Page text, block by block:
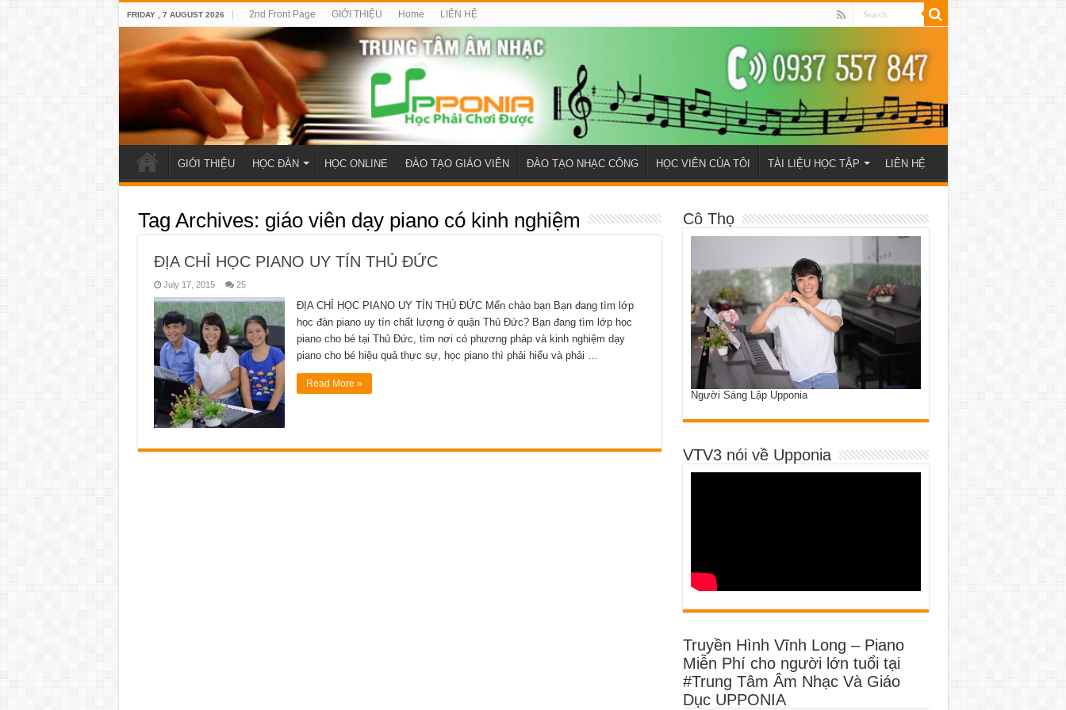
FRIDAY , 7 AUGUST 2026 2nd Front Page GIỚI THIỆU Home LIÊN HỆ
GIỚI THIỆU HỌC ĐÀN HỌC ONLINE ĐÀO TẠO GIÁO VIÊN ĐÀO TẠO NHẠC CÔNG HỌC VIÊN CỦA TÔI TÀI LIỆU HỌC TẬP LIÊN HỆ
Tag Archives: giáo viên dạy piano có kinh nghiệm
ĐỊA CHỈ HỌC PIANO UY TÍN THỦ ĐỨC
July 17, 2015 25
ĐỊA CHỈ HỌC PIANO UY TÍN THỦ ĐỨC Mến chào bạn Bạn đang tìm lớp
học đàn piano uy tín chất lượng ở quận Thủ Đức? Bạn đang tìm lớp học
piano cho bé tại Thủ Đức, tìm nơi có phương pháp và kinh nghiệm dạy
piano cho bé hiệu quả thực sự, học piano thì phải hiểu và phải …
Read More »
Cô Thọ
Người Sáng Lập Upponia
VTV3 nói về Upponia
Truyền Hình Vĩnh Long – Piano
Miễn Phí cho người lớn tuổi tại
#Trung Tâm Âm Nhạc Và Giáo
Dục UPPONIA